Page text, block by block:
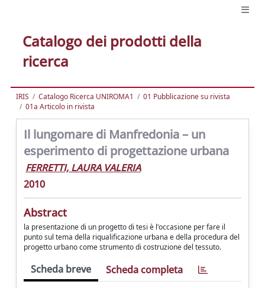
Catalogo dei prodotti della
ricerca
IRIS Catalogo Ricerca UNIROMA1
01 Pubblicazione su rivista
01a Articolo in rivista
Il lungomare di Manfredonia – un
esperimento di progettazione urbana
FERRETTI, LAURA VALERIA
2010
Abstract
la presentazione di un progetto di tesi è l'occasione per fare il
punto sul tema della riqualificazione urbana e della procedura del
progetto urbano come strumento di costruzione del tessuto.
Scheda breve Scheda completa